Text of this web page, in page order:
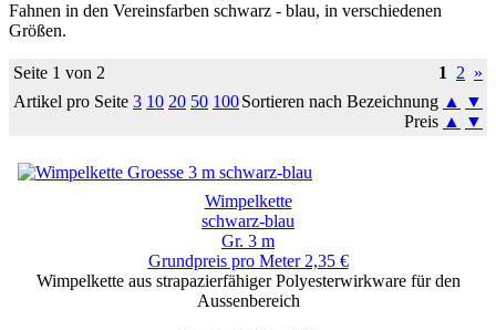
Fahnen in den Vereinsfarben schwarz - blau, in verschiedenen
Größen.
Seite 1 von 2 1 2 »
Artikel pro Seite 3 10 20 50 100Sortieren nach Bezeichnung ▲
▼
Preis ▲ ▼
Wimpelkette
schwarz-blau
Gr. 3 m
Grundpreis pro Meter 2,35 €
Wimpelkette aus strapazierfähiger Polyesterwirkware für den
Aussenbereich